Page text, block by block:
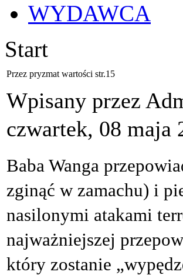
WYDAWCA
Start
Przez pryzmat wartości str.15
Wpisany przez
czwartek, 08 maja
Baba Wanga
zginąć w zamachu) i
nasilonymi atakami
najważniejszej
który zostanie